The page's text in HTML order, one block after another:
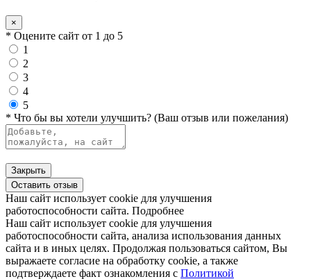
×
* Оцените сайт от 1 до 5
1
2
3
4
5
* Что бы вы хотели улучшить? (Ваш отзыв или пожелания)
Закрыть
Оставить отзыв
Наш сайт использует cookie для улучшения
работоспособности сайта. Подробнее
Наш сайт использует cookie для улучшения
работоспособности сайта, анализа использования данных
сайта и в иных целях. Продолжая пользоваться сайтом, Вы
выражаете согласие на обработку cookie, а также
подтверждаете факт ознакомления с Политикой